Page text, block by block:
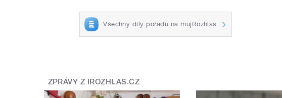
Všechny díly pořadu na mujRozhlas
ZPRÁVY Z IROZHLAS.CZ